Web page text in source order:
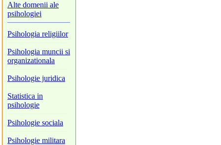
Alte domenii ale
psihologiei
Psihologia religiilor
Psihologia muncii si
organizationala
Psihologie juridica
Statistica in
psihologie
Psihologie sociala
Psihologie militara